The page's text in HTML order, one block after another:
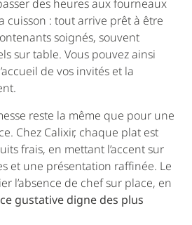
des heures aux fourneaux
cuisson : tout arrive prêt à être
soignés, souvent
sur table. Vous pouvez ainsi
de vos invités et la
reste la même que pour une
Chez Calixir, chaque plat est
frais, en mettant l’accent sur
et une présentation raffinée. Le
l’absence de chef sur place, en
gustative digne des plus